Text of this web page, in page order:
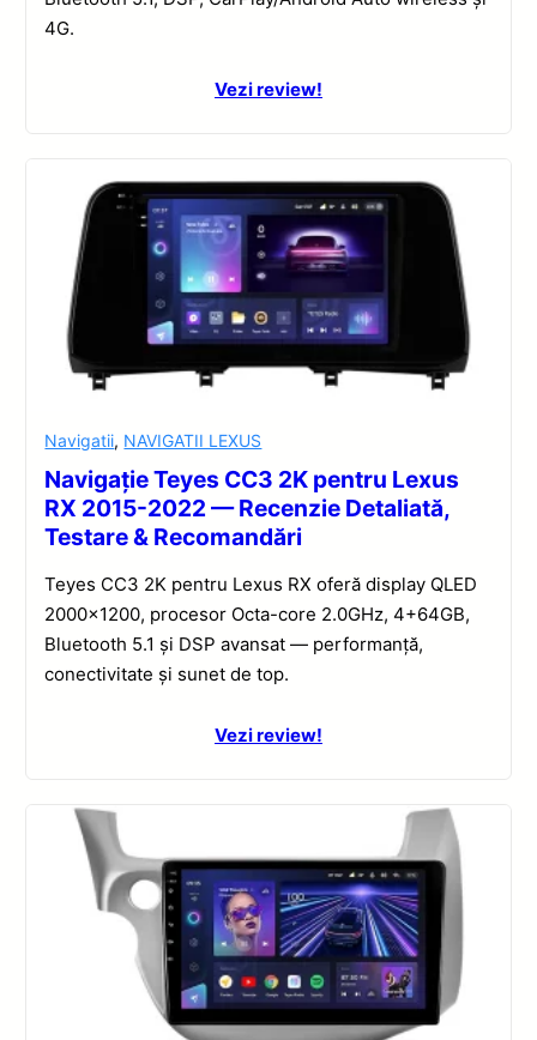
4G.
Vezi review!
Navigatii, NAVIGATII LEXUS
Navigație Teyes CC3 2K pentru Lexus
RX 2015-2022 — Recenzie Detaliată,
Testare & Recomandări
Teyes CC3 2K pentru Lexus RX oferă display QLED
2000×1200, procesor Octa-core 2.0GHz, 4+64GB,
Bluetooth 5.1 și DSP avansat — performanță,
conectivitate și sunet de top.
Vezi review!